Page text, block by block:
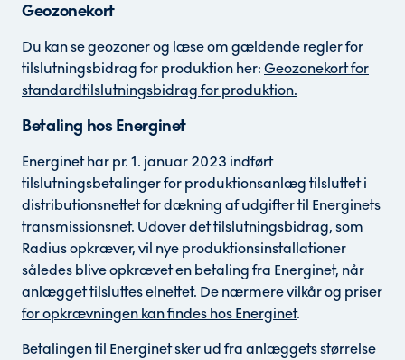
Geozonekort
Du kan se geozoner og læse om gældende regler for
tilslutningsbidrag for produktion her: Geozonekort for
standardtilslutningsbidrag for produktion.
Betaling hos Energinet
Energinet har pr. 1. januar 2023 indført
tilslutningsbetalinger for produktionsanlæg tilsluttet i
distributionsnettet for dækning af udgifter til Energinets
transmissionsnet. Udover det tilslutningsbidrag, som
Radius opkræver, vil nye produktionsinstallationer
således blive opkrævet en betaling fra Energinet, når
anlægget tilsluttes elnettet. De nærmere vilkår og priser
for opkrævningen kan findes hos Energinet.
Betalingen til Energinet sker ud fra anlæggets størrelse